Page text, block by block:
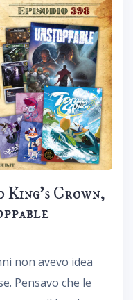
King’s Crown,
non avevo idea
Pensavo che le